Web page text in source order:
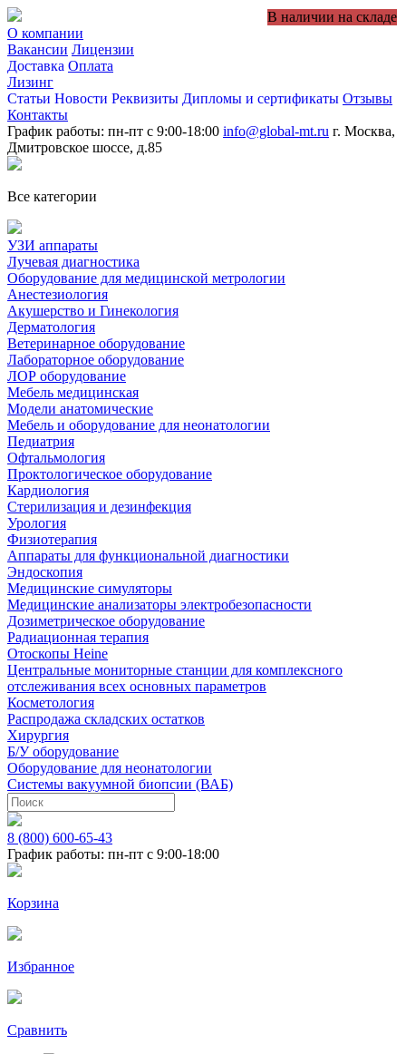
О компании
Вакансии Лицензии
Доставка Оплата
Лизинг
Статьи Новости Реквизиты Дипломы и сертификаты Отзывы
Контакты
График работы: пн-пт с 9:00-18:00 info@global-mt.ru г. Москва,
Дмитровское шоссе, д.85
Все категории
УЗИ аппараты
Лучевая диагностика
Оборудование для медицинской метрологии
Анестезиология
Акушерство и Гинекология
Дерматология
Ветеринарное оборудование
Лабораторное оборудование
ЛОР оборудование
Мебель медицинская
Модели анатомические
Мебель и оборудование для неонатологии
Педиатрия
Офтальмология
Проктологическое оборудование
Кардиология
Стерилизация и дезинфекция
Урология
Физиотерапия
Аппараты для функциональной диагностики
Эндоскопия
Медицинские симуляторы
Медицинские анализаторы электробезопасности
Дозиметрическое оборудование
Радиационная терапия
Отоскопы Heine
Центральные мониторные станции для комплексного
отслеживания всех основных параметров
Косметология
Распродажа складских остатков
Хирургия
Б/У оборудование
Оборудование для неонатологии
Системы вакуумной биопсии (ВАБ)
8 (800) 600-65-43
График работы: пн-пт с 9:00-18:00
Корзина
Избранное
Сравнить
В наличии на складе